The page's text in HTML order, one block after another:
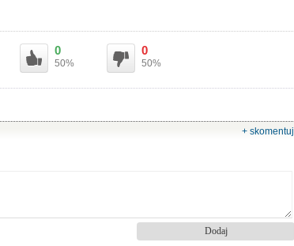
0
50%
0
50%
+ skomentuj